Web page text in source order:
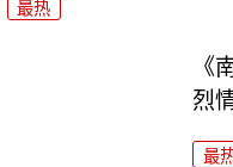
最热
《
烈
最